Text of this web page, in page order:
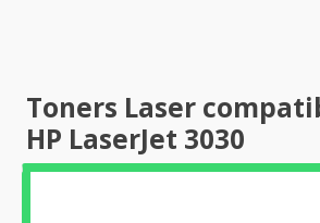
Toners Laser
HP LaserJet 3030